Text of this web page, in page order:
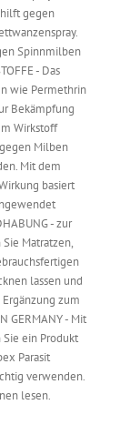
gegen
Spinnmilben
- Das
wie Permethrin
Bekämpfung
Wirkstoff
Milben
Mit dem
basiert
- zur
Matratzen,
lassen und
zum
GERMANY - Mit
ein Produkt
Parasit
verwenden.
lesen.